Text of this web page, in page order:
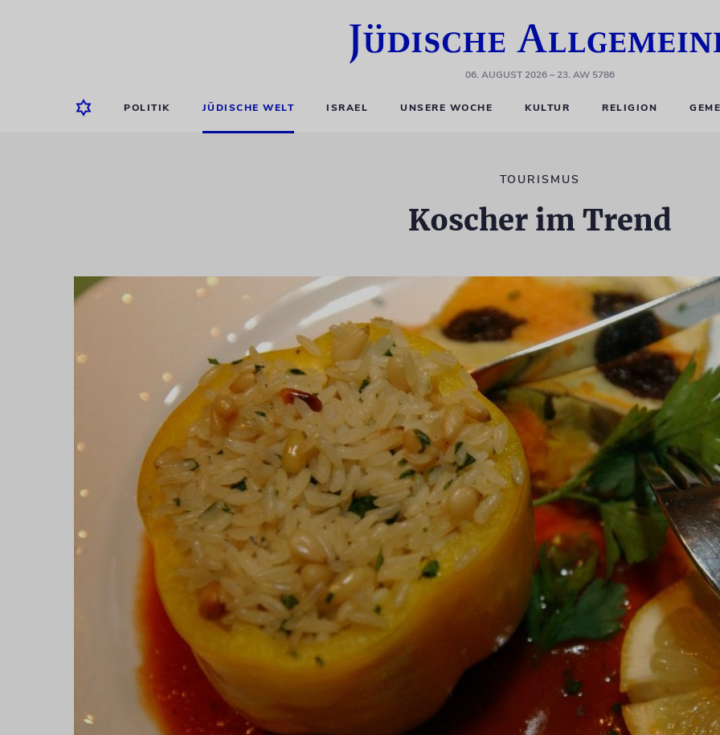
06. AUGUST 2026– 23. AW 5786
POLITIK JÜDISCHE WELT ISRAEL UNSERE WOCHE KULTUR RELIGION
TOURISMUS
Koscher im Trend